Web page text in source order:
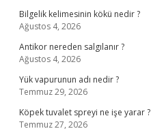
Bilgelik kelimesinin kökü nedir ?
Ağustos 4, 2026
Antikor nereden salgılanır ?
Ağustos 4, 2026
Yük vapurunun adı nedir ?
Temmuz 29, 2026
Köpek tuvalet spreyi ne işe yarar ?
Temmuz 27, 2026